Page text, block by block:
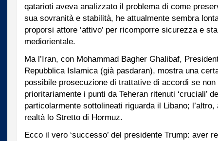
qatarioti aveva analizzato il problema di come
sua sovranità e stabilità, he attualmente sembra
proporsi attore ‘attivo’ per ricomporre sicurezza e
mediorientale.
Ma l’Iran, con Mohammad Bagher Ghalibaf,
Repubblica Islamica (già pasdaran), mostra una
possibile prosecuzione di trattative di accordi se
prioritariamente i punti da Teheran ritenuti ‘cruciali’
particolarmente sottolineati riguarda il Libano;
realtà lo Stretto di Hormuz.
Ecco il vero ‘successo’ del presidente Trump: aver